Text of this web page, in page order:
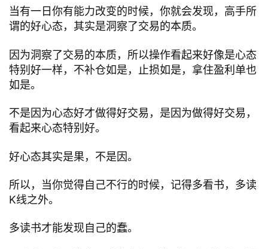
当有一日你有能力改变的时候，你就会发现，高手所
谓的好心态，其实是洞察了交易的本质。
因为洞察了交易的本质，所以操作看起来好像是心态
特别好一样，不补仓如是，止损如是，拿住盈利单也
如是。
不是因为心态好才做得好交易，是因为做得好交易，
看起来心态特别好。
好心态其实是果，不是因。
所以，当你觉得自己不行的时候，记得多看书，多读
K线之外。
多读书才能发现自己的蠢。